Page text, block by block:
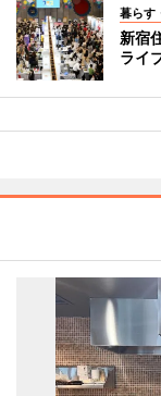
暮らす
新宿
ライ